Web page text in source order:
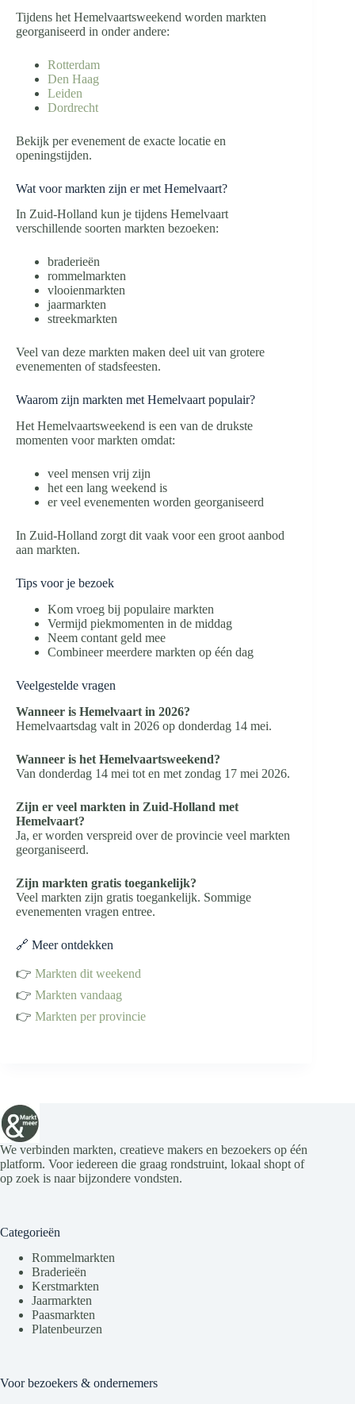
Tijdens het Hemelvaartsweekend worden markten
georganiseerd in onder andere:
Rotterdam
Den Haag
Leiden
Dordrecht
Bekijk per evenement de exacte locatie en
openingstijden.
Wat voor markten zijn er met Hemelvaart?
In Zuid-Holland kun je tijdens Hemelvaart
verschillende soorten markten bezoeken:
braderieën
rommelmarkten
vlooienmarkten
jaarmarkten
streekmarkten
Veel van deze markten maken deel uit van grotere
evenementen of stadsfeesten.
Waarom zijn markten met Hemelvaart populair?
Het Hemelvaartsweekend is een van de drukste
momenten voor markten omdat:
veel mensen vrij zijn
het een lang weekend is
er veel evenementen worden georganiseerd
In Zuid-Holland zorgt dit vaak voor een groot aanbod
aan markten.
Tips voor je bezoek
Kom vroeg bij populaire markten
Vermijd piekmomenten in de middag
Neem contant geld mee
Combineer meerdere markten op één dag
Veelgestelde vragen
Wanneer is Hemelvaart in 2026?
Hemelvaartsdag valt in 2026 op donderdag 14 mei.
Wanneer is het Hemelvaartsweekend?
Van donderdag 14 mei tot en met zondag 17 mei 2026.
Zijn er veel markten in Zuid-Holland met
Hemelvaart?
Ja, er worden verspreid over de provincie veel markten
georganiseerd.
Zijn markten gratis toegankelijk?
Veel markten zijn gratis toegankelijk. Sommige
evenementen vragen entree.
🔗 Meer ontdekken
👉 Markten dit weekend
👉 Markten vandaag
👉 Markten per provincie
We verbinden markten, creatieve makers en bezoekers op één
platform. Voor iedereen die graag rondstruint, lokaal shopt of
op zoek is naar bijzondere vondsten.
Categorieën
Rommelmarkten
Braderieën
Kerstmarkten
Jaarmarkten
Paasmarkten
Platenbeurzen
Voor bezoekers & ondernemers